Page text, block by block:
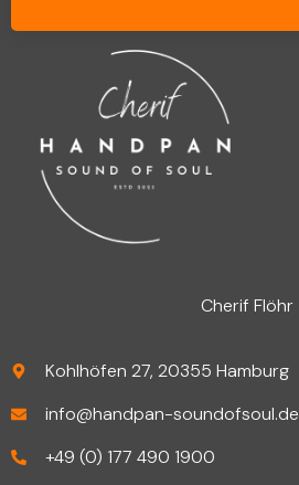
Cherif Flöhr
Kohlhöfen 27, 20355 Hamburg
info@handpan-soundofsoul.de
+49 (0) 177 490 1900